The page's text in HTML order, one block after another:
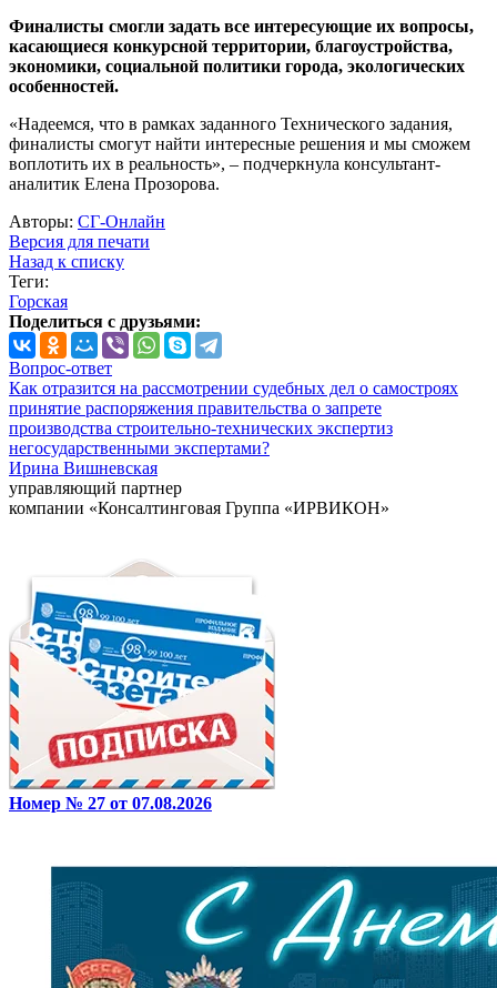
Финалисты смогли задать все интересующие их вопросы,
касающиеся конкурсной территории, благоустройства,
экономики, социальной политики города, экологических
особенностей.
«Надеемся, что в рамках заданного Технического задания,
финалисты смогут найти интересные решения и мы сможем
воплотить их в реальность», – подчеркнула консультант-
аналитик Елена Прозорова.
Авторы: СГ-Онлайн
Версия для печати
Назад к списку
Теги:
Горская
Поделиться с друзьями:
Вопрос-ответ
Как отразится на рассмотрении судебных дел о самостроях
принятие распоряжения правительства о запрете
производства строительно-технических экспертиз
негосударственными экспертами?
Ирина Вишневская
управляющий партнер
компании «Консалтинговая Группа «ИРВИКОН»
Номер № 27 от 07.08.2026